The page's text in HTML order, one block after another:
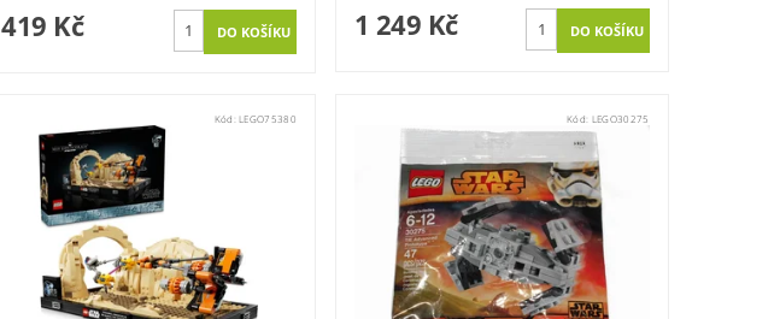
419 Kč 1 249 Kč
Kód:LEGO75380 Kód: LEGO30275